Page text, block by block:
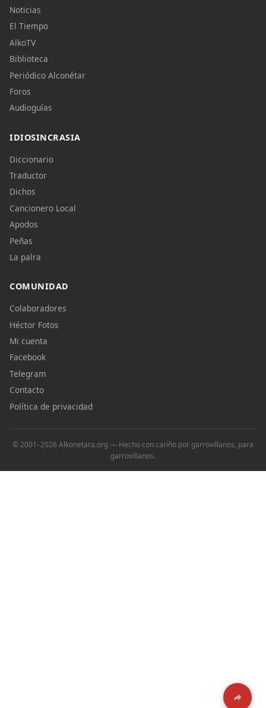
Noticias
El Tiempo
AlkoTV
Biblioteca
Periódico Alconétar
Foros
Audioguías
IDIOSINCRASIA
Diccionario
Traductor
Dichos
Cancionero Local
Apodos
Peñas
La palra
COMUNIDAD
Colaboradores
Héctor Fotos
Mi cuenta
Facebook
Telegram
Contacto
Política de privacidad
© 2001–2026 Alkonetara.org — Hecho con cariño por garrovillanos, para
garrovillanos.